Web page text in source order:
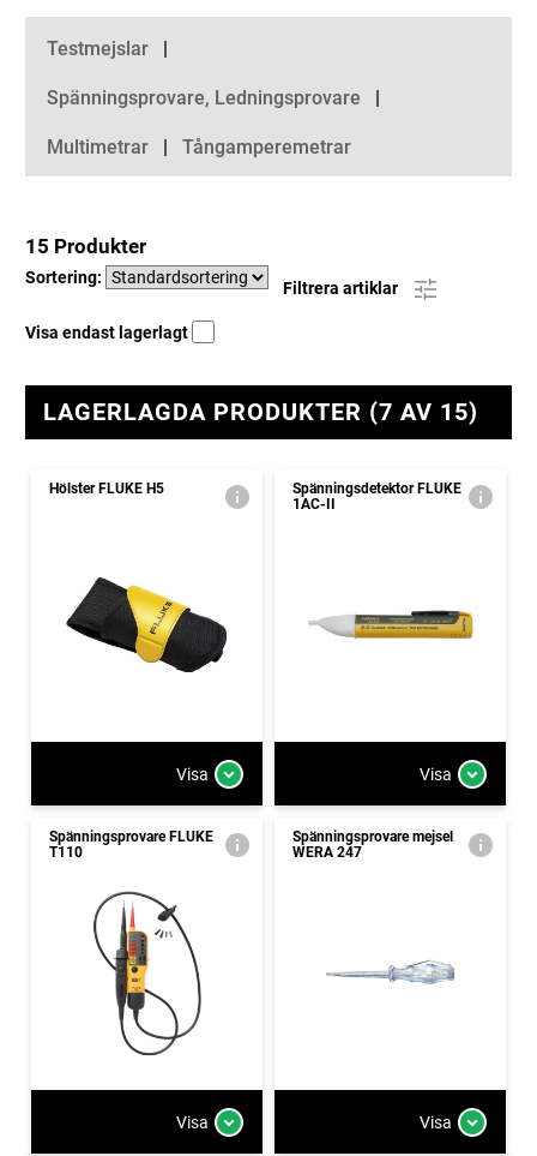
Kategorier
Testmejslar
Spänningsprovare, Ledningsprovare
Multimetrar Tångamperemetrar
15 Produkter
Sortering:
Filtrera artiklar
Visa endast lagerlagt
LAGERLAGDA PRODUKTER (7 AV 15)
Hölster FLUKE H5
Visa
Spänningsdetektor FLUKE
1AC-II
Visa
Spänningsprovare FLUKE
T110
Visa
Spänningsprovare mejsel
WERA 247
Visa